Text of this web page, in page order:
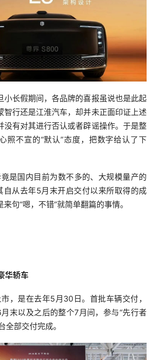
小长假期间，各品牌的喜报虽说也是此起
智行还是江淮汽车，却并未正面印证上述
没有对其进行否认或者辟谣操作。于是整
照不宣的“默认”态度，把数字给认了下
是国内目前为数不多的、大规模量产的
自从去年5月末开启交付以来所取得的成
句“嗯，不错”就简单翻篇的事情。
华轿车
，是在去年5月30日。首批车辆交付，
末以及之后的整个7月间，参与“先行者
全部交付完成。